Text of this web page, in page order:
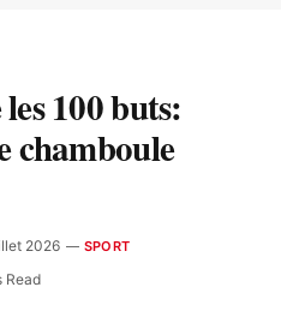
100 buts:
chamboule
2026 SPORT
Read